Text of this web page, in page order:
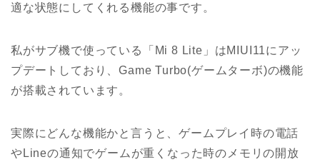
適な状態にしてくれる機能の事です。
私がサブ機で使っている「Mi 8 Lite」はMIUI11にアッ
プデートしており、Game Turbo(ゲームターボ)の機能
が搭載されています。
実際にどんな機能かと言うと、ゲームプレイ時の電話
やLineの通知でゲームが重くなった時のメモリの開放